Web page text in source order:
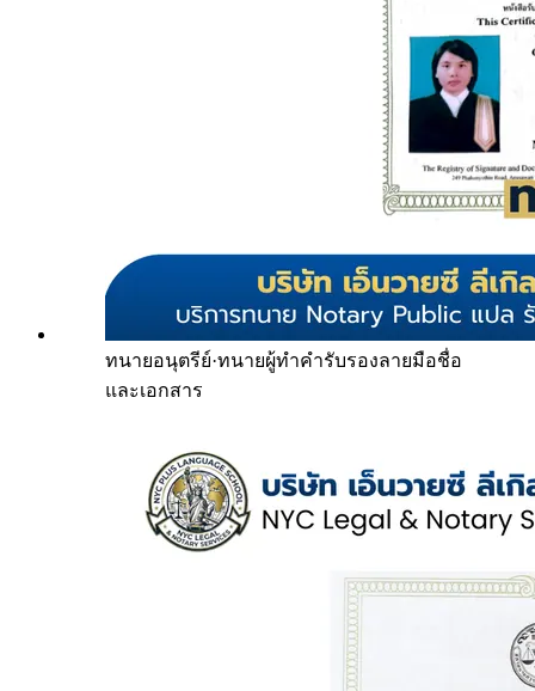
ทนายอนุตรีย์·ทนายผู้ทำคำรับรองลายมือชื่อ
และเอกสาร